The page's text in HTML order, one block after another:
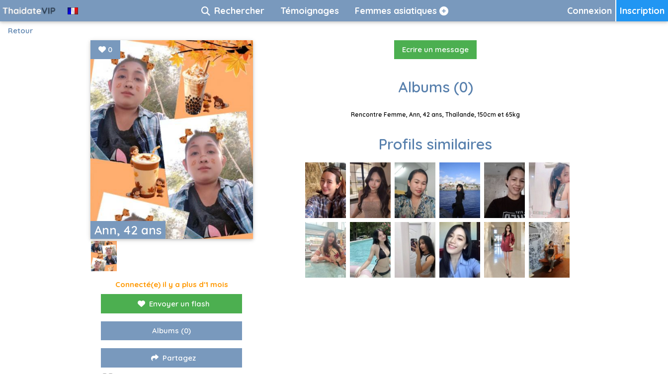
Inscription
Connexion
Rechercher Témoignages Femmes asiatiques
Retour
Ann, 42 ans
0
Connecté(e) il y a plus d'1 mois
Envoyer un flash
Albums (0)
Partagez
Ecrire un message
Albums (0)
Rencontre Femme, Ann, 42 ans, Thaïlande, 150cm et 65kg
Profils similaires